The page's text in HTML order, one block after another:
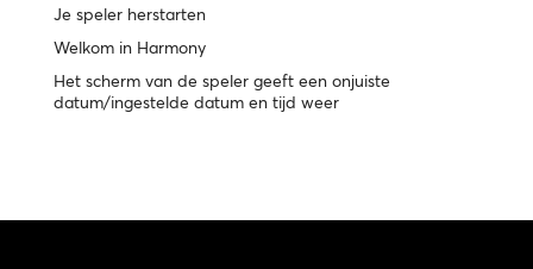
Je speler herstarten
Welkom in Harmony
Het scherm van de speler geeft een onjuiste
datum/ingestelde datum en tijd weer